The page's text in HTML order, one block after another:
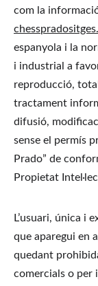
com la
espanyola i la
i industrial a
reproducció,
tractament
difusió,
sense el permís
Prado” de
Propietat
L’usuari, única i
que aparegui en
quedant
comercials o per